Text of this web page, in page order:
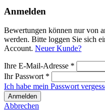
Anmelden
Bewertungen können nur von
werden. Bitte loggen Sie sich
Account. Neuer Kunde?
Ihre E-Mail-Adresse *
Ihr Passwort *
Ich habe mein Passwort
Anmelden
Abbrechen